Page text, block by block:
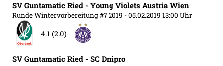
SV Guntamatic Ried - Young Violets Austria Wien
Runde Wintervorbereitung #7 2019 - 05.02.2019 13:00 Uhr
4:1 (2:0)
SV Guntamatic Ried - SC Dnipro